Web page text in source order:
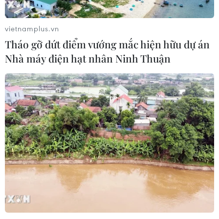
công nghệ, đổi mới sáng tạo và
chuyển đổi số
04/08/2026 01:21
phẫu thuật nội soi
03/08/2026 10:34
Xem thêm
vietnamplus.vn
Tháo gỡ dứt điểm vướng mắc hiện hữu dự án
Nhà máy điện hạt nhân Ninh Thuận